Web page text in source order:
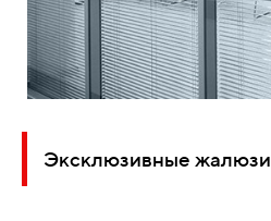
Эксклюзивные жалюзи